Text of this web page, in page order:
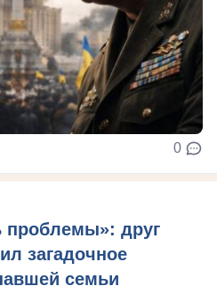
0
друг
загадочное
семьи